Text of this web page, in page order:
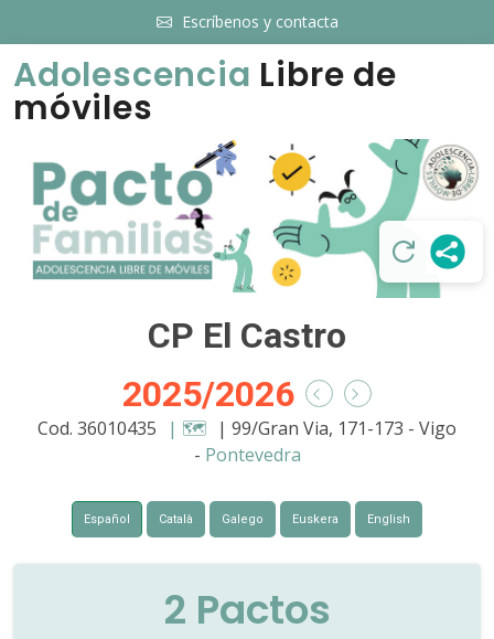
Escríbenos y contacta
Adolescencia Libre de
móviles
CP El Castro
2025/2026
Cod. 36010435 | 🗺️ | 99/Gran Via, 171-173 - Vigo
- Pontevedra
Español Català Galego Euskera English
2 Pactos